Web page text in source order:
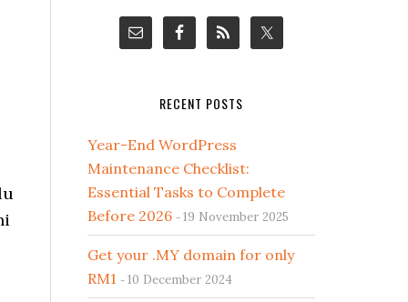
RECENT POSTS
Year-End WordPress
Maintenance Checklist:
Essential Tasks to Complete
Before 2026
19 November 2025
Get your .MY domain for only
RM1
10 December 2024